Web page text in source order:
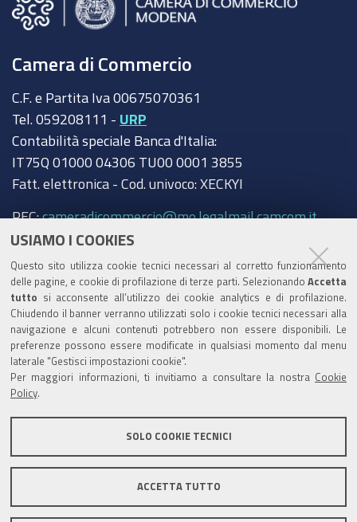
USIAMO I COOKIES
Questo sito utilizza cookie tecnici necessari al corretto funzionamento
delle pagine, e cookie di profilazione di terze parti. Selezionando Accetta
tutto si acconsente all’utilizzo dei cookie analytics e di profilazione.
Chiudendo il banner verranno utilizzati solo i cookie tecnici necessari alla
navigazione e alcuni contenuti potrebbero non essere disponibili. Le
preferenze possono essere modificate in qualsiasi momento dal menu
laterale "Gestisci impostazioni cookie".
Per maggiori informazioni, ti invitiamo a consultare la nostra Cookie
Policy
SOLO COOKIE TECNICI
ACCETTA TUTTO
Camera di Commercio
C.F. e Partita Iva 00675070361
Tel. 059208111 - URP
Contabilità speciale Banca d'Italia:
IT75Q 01000 04306 TU00 0001 3855
Fatt. elettronica - Cod. univoco: XECKYI
PEC:cameradicommercio@mo.legalmail.camcom.it
Trasparenza
Amministrazione trasparente
Albo Camerale
Pubblicità Legale
Area riservata Amministratori
Informativa generale
Informative privacy
Accessibilità
Note legali